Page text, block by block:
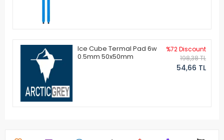
Ice Cube Termal Pad 6w
0.5mm 50x50mm
%72 Discount
198,38 TL
54,66 TL